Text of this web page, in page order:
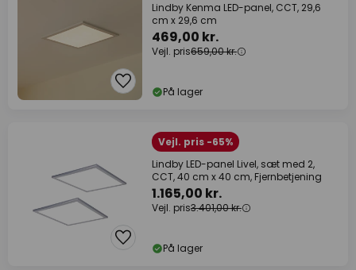
Lindby Kenma LED-panel, CCT, 29,6
cm x 29,6 cm
469,00 kr.
Vejl. pris659,00 kr.
På lager
Vejl. pris -65%
Lindby LED-panel Livel, sæt med 2,
CCT, 40 cm x 40 cm, Fjernbetjening
1.165,00 kr.
Vejl. pris3.401,00 kr.
På lager